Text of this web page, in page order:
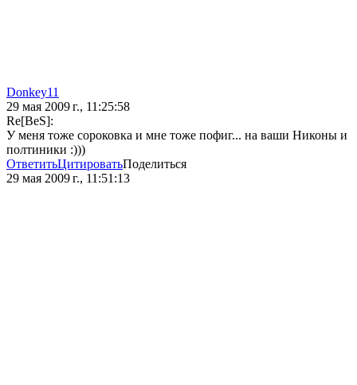
Donkey11
29 мая 2009 г., 11:25:58
Re[BeS]:
У меня тоже сороковка и мне тоже пофиг... на ваши Никоны и
полтиники :)))
ОтветитьЦитироватьПоделиться
29 мая 2009 г., 11:51:13